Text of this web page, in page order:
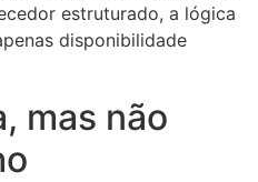
estruturado, a lógica
disponibilidade
mas não